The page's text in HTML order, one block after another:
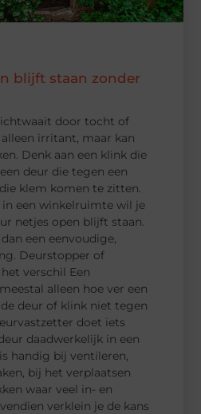
blijft staan zonder
door tocht of
irritant, maar kan
Denk aan een klink die
deur die tegen een
klem komen te zitten.
een winkelruimte wil je
netjes open blijft staan.
een eenvoudige,
Deurstopper of
verschil Een
alleen hoe ver een
deur of klink niet tegen
doet iets
daadwerkelijk in een
handig bij ventileren,
bij het verplaatsen
waar veel in- en
verklein je de kans